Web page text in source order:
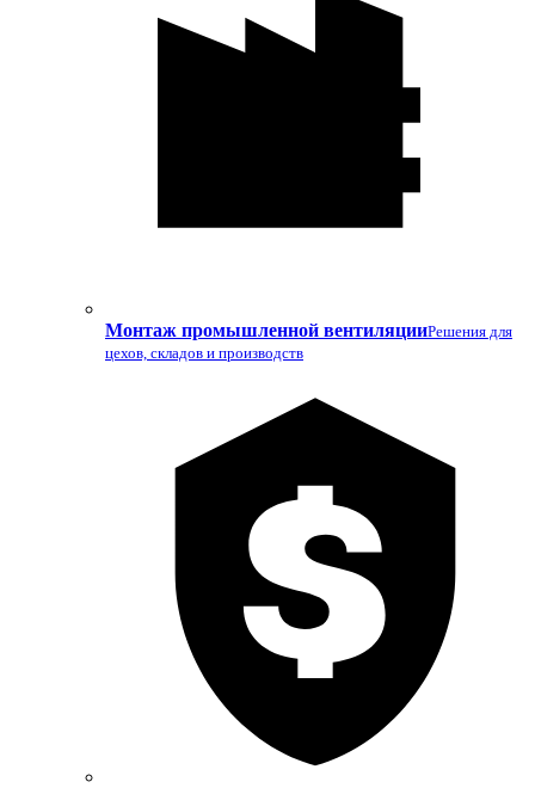
Монтаж промышленной вентиляцииРешения для
цехов, складов и производств